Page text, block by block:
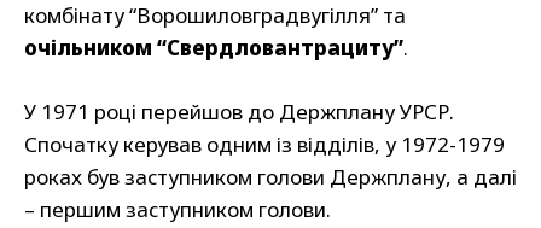
комбінату “Ворошиловградвугілля” та
очільником “Свердловантрациту”.
У 1971 році перейшов до Держплану УРСР.
Спочатку керував одним із відділів, у 1972-1979
роках був заступником голови Держплану, а далі
– першим заступником голови.